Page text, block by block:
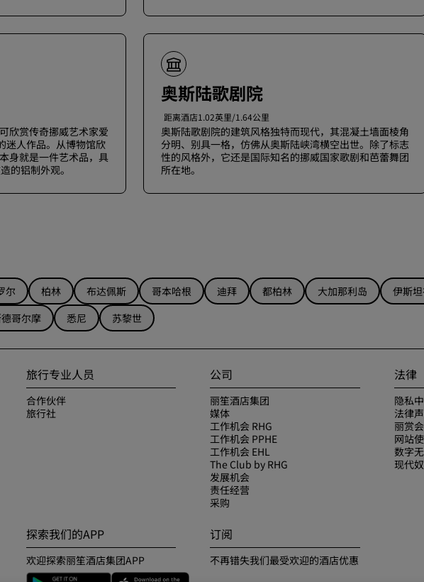
欣赏传奇挪威艺术家爱
人作品。从博物馆欣
身就是一件艺术品，具
的铝制外观。
奥斯陆歌剧院
距离酒店1.02英里/1.64公里
奥斯陆歌剧院的建筑风格独特而现代，其混凝土墙面棱角
分明、别具一格，仿佛从奥斯陆峡湾横空出世。除了标志
性的风格外，它还是国际知名的挪威国家歌剧和芭蕾舞团
所在地。
尔 柏林 布达佩斯 哥本哈根 迪拜 都柏林 大加那利岛 伊斯
哥尔摩 悉尼 苏黎世
旅行专业人员
合作伙伴
旅行社
公司
丽笙酒店集团
媒体
工作机会 RHG
工作机会 PPHE
工作机会 EHL
The Club by RHG
发展机会
责任经营
采购
法律
隐私
法律
丽赏
网站
数字
现代
探索我们的APP
欢迎探索丽笙酒店集团APP
订阅
不再错失我们最受欢迎的酒店优惠